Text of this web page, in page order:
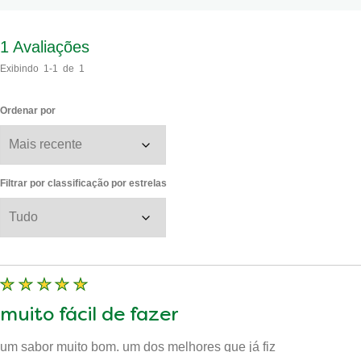
1 Avaliações
Exibindo 1-1 de 1
Ordenar por
Filtrar por classificação por estrelas
muito fácil de fazer
um sabor muito bom. um dos melhores que já fiz